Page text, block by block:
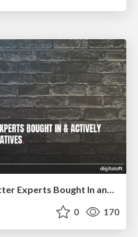
0 170